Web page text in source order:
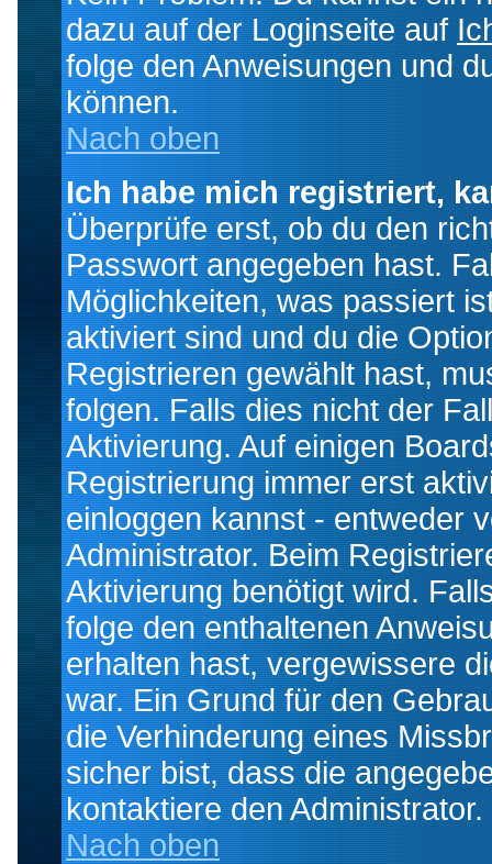
dazu auf der Loginseite auf
folge den Anweisungen und
können.
Nach oben
Ich habe mich registriert,
Überprüfe erst, ob du den
Passwort angegeben hast.
Möglichkeiten, was passiert
aktiviert sind und du die
Registrieren gewählt hast,
folgen. Falls dies nicht der
Aktivierung. Auf einigen
Registrierung immer erst
einloggen kannst - entweder
Administrator. Beim
Aktivierung benötigt wird.
folge den enthaltenen
erhalten hast, vergewissere
war. Ein Grund für den
die Verhinderung eines
sicher bist, dass die
kontaktiere den Administrator.
Nach oben